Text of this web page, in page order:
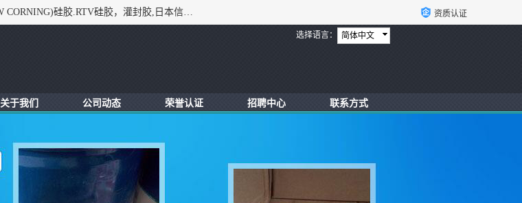
深圳市锦恒电子材料有限公司，专业代理与开发电子与胶粘产品， 美国道康宁(DOW CORNING)硅胶.RTV硅胶，灌封胶,日本信越(ShinEtsu)， 美国通用/东芝(GE/Toshiba)，美国HUMISEAL防潮绝缘胶， 日本小西(KONISHI)胶粘剂，3M,三键，乐泰，日本施敏打硬(CEMEDINE)硅胶，等众多进口品牌. 资质认证
简体中文
选择语言：
关于我们 公司动态 荣誉认证 招聘中心 联系方式